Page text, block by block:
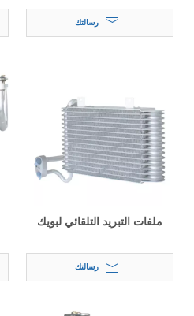
رسالتك
ملفات التبريد التلقائي لبويك
رسالتك